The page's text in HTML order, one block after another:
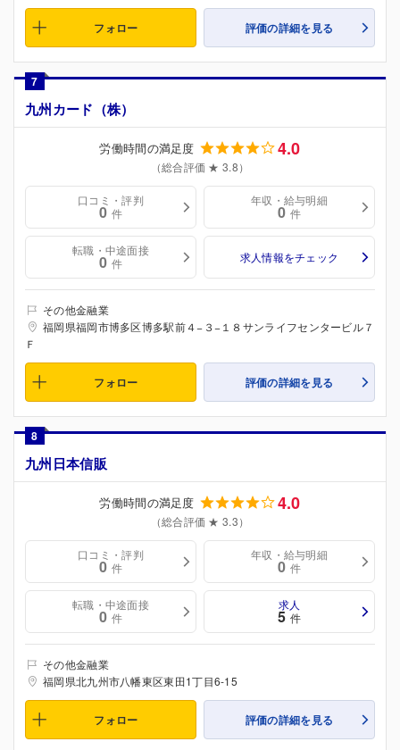
フォロー 評価の詳細を見る
7
九州カード（株）
労働時間の満足度 4.0
（総合評価 ★ 3.8）
口コミ・評判
0 件
年収・給与明細
0 件
転職・中途面接
0 件 求人情報をチェック
その他金融業
福岡県福岡市博多区博多駅前４−３−１８サンライフセンタービル７
Ｆ
フォロー 評価の詳細を見る
8
九州日本信販
労働時間の満足度 4.0
（総合評価 ★ 3.3）
口コミ・評判
0 件
年収・給与明細
0 件
転職・中途面接
0 件
求人
5 件
その他金融業
福岡県北九州市八幡東区東田1丁目6-15
フォロー 評価の詳細を見る